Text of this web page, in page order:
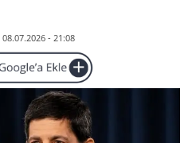
08.07.2026 - 21:08